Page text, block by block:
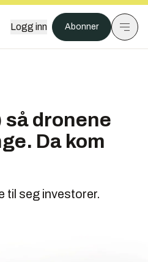
Logg inn Abonner
så dronene
Da kom
til seg investorer.